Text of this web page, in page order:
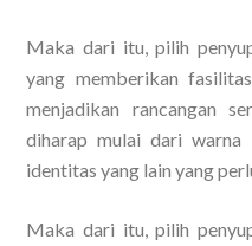
Maka dari itu, pilih
yang memberikan
menjadikan rancangan
diharap mulai dari warna
identitas yang lain yang
Maka dari itu, pilih